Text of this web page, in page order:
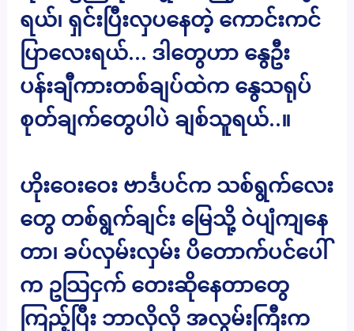
ရယ်၊ ရှင်းပြီးလှပနေတဲ့ ကောင်းကင်
ပြာလေးရယ်… ဒါတွေဟာ နွေဦး
ပန်းချီကားတစ်ချပ်ထဲက နွေသရုပ်
စုတ်ချက်တွေပါပဲ ချစ်သူရယ်..။
ဟိုးဝေးဝေး ဗာင်္ဒပင်က သစ်ရွက်လေး
တွေ တစ်ရွက်ချင်း မြေသို့ ဝဲပျံကျနေ
တာ၊ ခပ်လှမ်းလှမ်း ပိတောက်ပင်ပေါ်
က ဥသြငှက် တေးဆိုနေတာတွေ
ကြည့်ပြီး ဘာလိုလို အလွမ်းကြီးက